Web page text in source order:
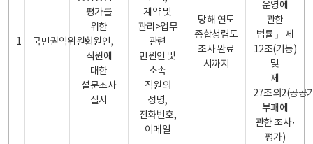
1 국민권익위원회
평가를
위한
민원인,
직원에
대한
설문조사
실시
계약 및
관리>업무
관련
민원인 및
소속
직원의
성명,
전화번호,
이메일
당해 연도
종합청렴도
조사 완료
시까지
운영에
관한
법률」 제
12조(기능)
및
제
27조의2(공공
부패에
관한 조사·
평가)